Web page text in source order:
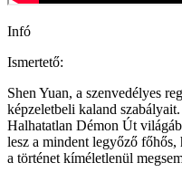
Infó
Ismertető:
Shen Yuan, a szenvedélyes
képzeletbeli kaland
Halhatatlan Démon Út
lesz a mindent legyőző főhős,
a történet kíméletlenül